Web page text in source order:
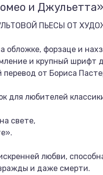
и Джульетта»
ПЬЕСЫ ОТ
обложке, форзаце и
и крупный шрифт
от Бориса
для любителей
свете,
любви,
и даже смерти.